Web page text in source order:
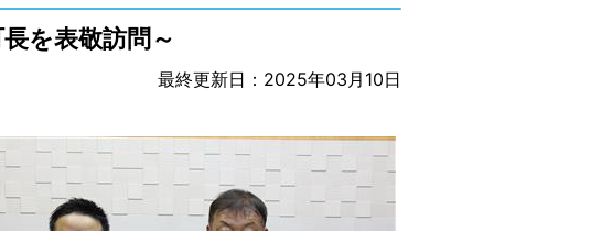
を表敬訪問～
最終更新日：2025年03月10日